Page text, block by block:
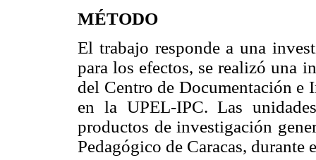
MÉTODO
El trabajo responde a una
para los efectos, se realizó una
del Centro de Documentación
en la UPEL-IPC. Las
productos de investigación
Pedagógico de Caracas,